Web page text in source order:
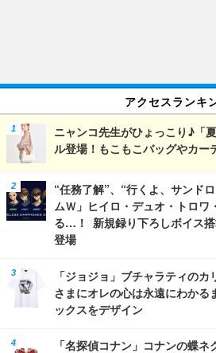
アクセスランキ
ニャンコ先生がひょっこり♪「
ル登場！もこもこバッグやカー
“任務了解”、“行くよ、サンド
ムＷ」ヒイロ・デュオ・トロワ
る…！ 新規録り下ろしボイス
登場
「ジョジョ」ブチャラティのカ
さまにオレの心は永遠にわかる
ックスをデザイン
「名探偵コナン」コナンの蝶